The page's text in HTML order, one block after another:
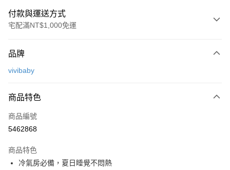
付款與運送方式
宅配滿NT$1,000免運
信用卡一次付款
街口支付
悠遊付
運送方式
品牌
vivibaby
商品特色
商品編號
5462868
商品特色
冷氣房必備，夏日睡覺不悶熱